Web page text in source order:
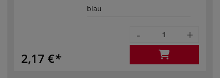
blau
2,17 €
- +